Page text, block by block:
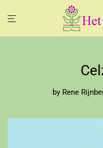
by Rene